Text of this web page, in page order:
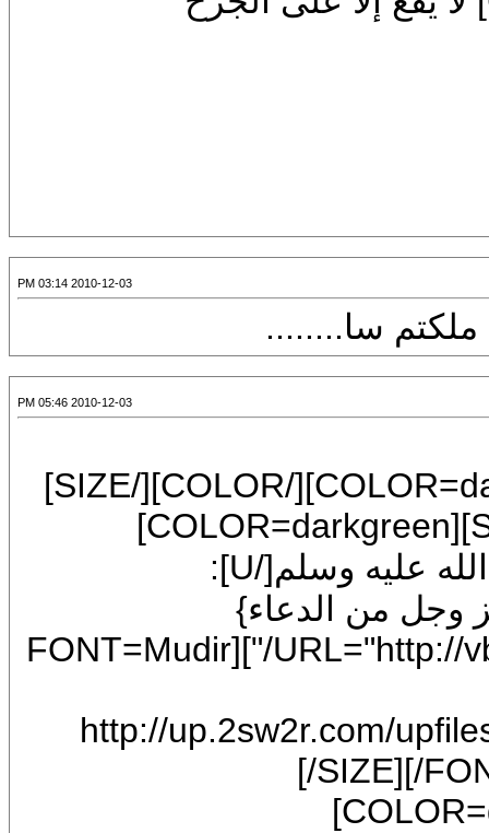
2010-12-03 03:14 PM
سا........
2010-12-03 05:46 PM
[FONT=Mudir MT][SIZE=6][COLOR=darkgreen][/COLOR][/SIZE]
[/FONT][B][FONT=Mudir MT][SIZE=6][COLOR=darkgreen]
[COLOR=red]قال رسول الله [U]صلى الله عليه وسلم[/U]:
[/COLOR][/SIZE][/FONT][URL="http://vb.ta7a.com/"][FONT=Mudir
[IMG]http://
[/SIZE][/